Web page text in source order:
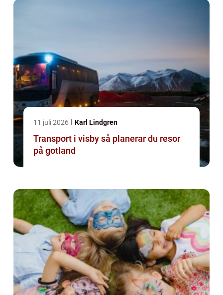
11 juli 2026 Karl Lindgren
Transport i visby så planerar du resor
på gotland